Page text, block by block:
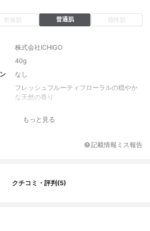
乾燥肌 普通肌 脂性肌
株式会社ICHIGO
40g
なし
フレッシュフルーティフローラルの穏やか
な天然の香り
なし
ーチ、ココイルグリシンＫ、デキストリ
ルイセチオン酸Ｎａ、水、フラガリアチロ
もっと見る
記載情報ミス報告
クチコミ・評判(5)